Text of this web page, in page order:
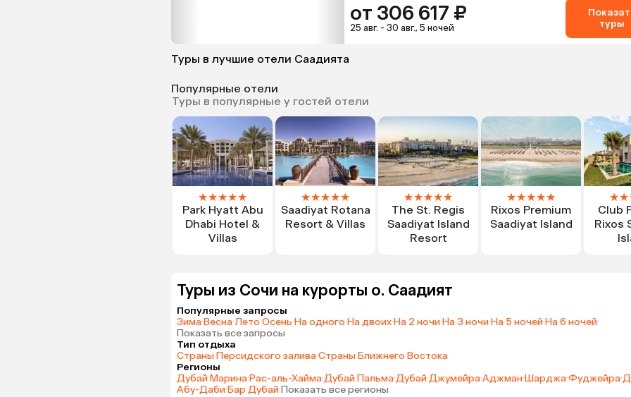
от 306 617 ₽
25 авг. - 30 авг., 5 ночей
туры
Туры в лучшие отели Саадията
Популярные отели
Туры в популярные у гостей отели
★★★★★
Park Hyatt Abu
Dhabi Hotel &
Villas
★★★★★
Saadiyat Rotana
Resort & Villas
★★★★★
The St. Regis
Saadiyat Island
Resort
★★★★★
Rixos Premium
Saadiyat Island
★★
Club
Rixos
Туры из Сочи на курорты о. Саадият
Популярные запросы
Зима·Весна·Лето·Осень·На одного·На двоих·На 2 ночи·На 3 ночи·На 5 ночей·На 6 ночей·
Показать все запросы
Тип отдыха
Страны Персидского залива·Страны Ближнего Востока
Регионы
Дубай Марина·Рас-аль-Хайма·Дубай Пальма·Дубай Джумейра·Аджман·Шарджа·Фуджейра·
Абу-Даби·Бар Дубай·Показать все регионы